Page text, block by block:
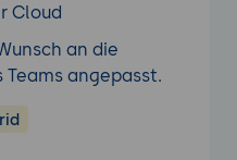
Cloud
an die
angepasst.